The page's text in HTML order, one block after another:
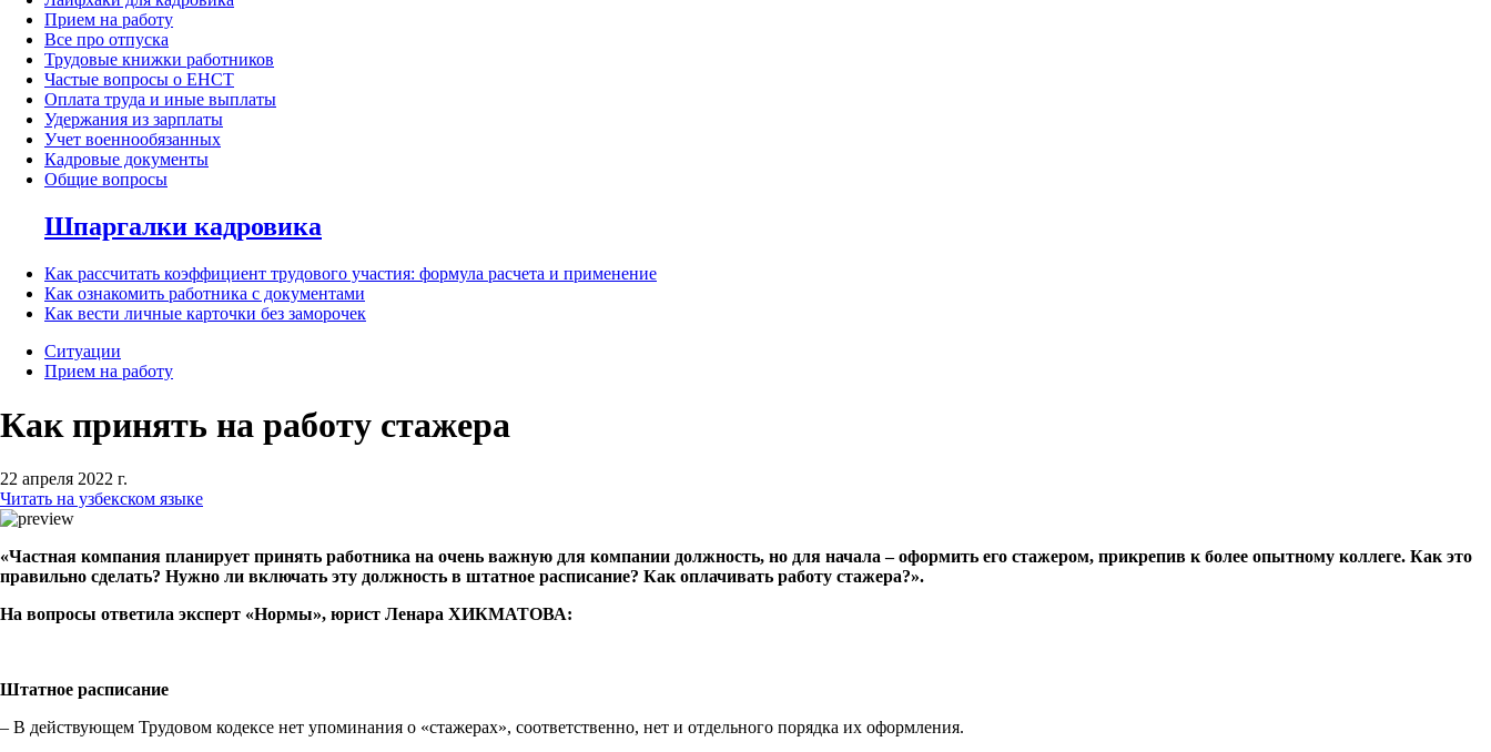
Прием на работу
Все про отпуска
Трудовые книжки работников
Частые вопросы о ЕНСТ
Оплата труда и иные выплаты
Удержания из зарплаты
Учет военнообязанных
Кадровые документы
Общие вопросы
Шпаргалки кадровика
Как рассчитать коэффициент трудового участия: формула расчета и применение
Как ознакомить работника с документами
Как вести личные карточки без заморочек
Ситуации
Прием на работу
Как принять на работу стажера
22 апреля 2022 г.
Читать на узбекском языке
«Частная компания планирует принять работника на очень важную для компании должность, но для начала – оформить его стажером, прикрепив к более опытному коллеге. Как это
правильно сделать? Нужно ли включать эту должность в штатное расписание? Как оплачивать работу стажера?».
На вопросы ответила эксперт «Нормы», юрист Ленара ХИКМАТОВА:
Штатное расписание
– В действующем Трудовом кодексе нет упоминания о «стажерах», соответственно, нет и отдельного порядка их оформления.